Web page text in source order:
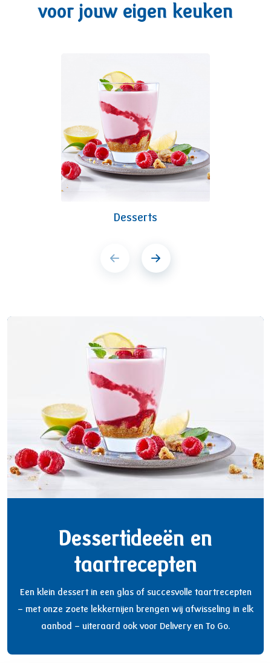
voor jouw eigen keuken
Desserts
Dessertideeën en
taartrecepten
Een klein dessert in een glas of succesvolle taartrecepten
– met onze zoete lekkernijen brengen wij afwisseling in elk
aanbod – uiteraard ook voor Delivery en To Go.